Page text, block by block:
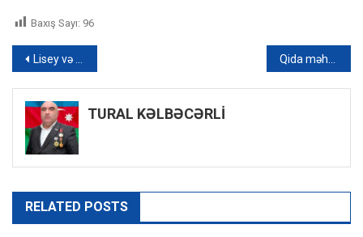
Baxış Sayı: 96
Yazı
naviqasiyası
Lisey və gimnaziyalara qəbul imtahanının siniflər üzrə nəticələri gün ərzində elan olunacaq
TURAL KƏLBƏCƏRLİ
RELATED POSTS